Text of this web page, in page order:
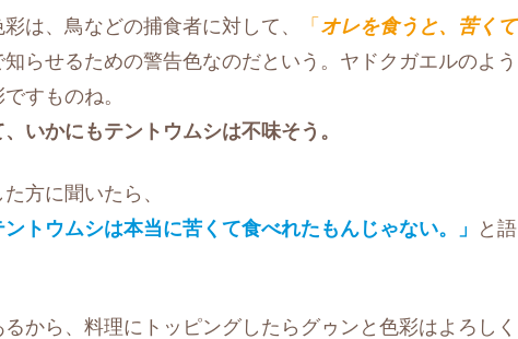
は、鳥などの捕食者に対して、 「 オレを食うと、苦くて
知らせるための警告色なのだという。ヤドクガエルのよう
すものね。
いかにもテントウムシは不味そう。
方に聞いたら、
ントウムシは本当に苦くて食べれたもんじゃない。」
と語
から、料理にトッピングしたらグゥンと色彩はよろしく